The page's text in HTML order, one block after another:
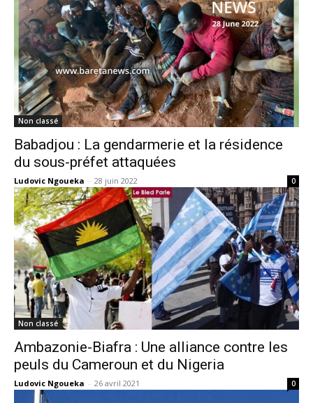
Non classé
Babadjou : La gendarmerie et la résidence
du sous-préfet attaquées
Ludovic Ngoueka - 28 juin 2022 0
Non classé
Ambazonie-Biafra : Une alliance contre les
peuls du Cameroun et du Nigeria
Ludovic Ngoueka - 26 avril 2021 0